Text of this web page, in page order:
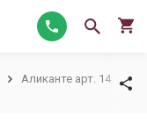
Аликанте арт. 14 - 1600